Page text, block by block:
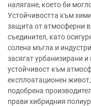
налягане, което би
Устойчивостта към
защита от атмосферни
съединител, като
солена мъгла и
засягат урбанизирани
устойчивост към
експлоатационен
подобрена
прави хибридния